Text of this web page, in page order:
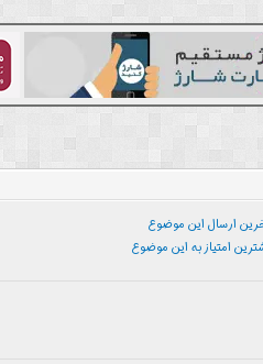
ارسال این موضوع
امتیاز به این موضوع